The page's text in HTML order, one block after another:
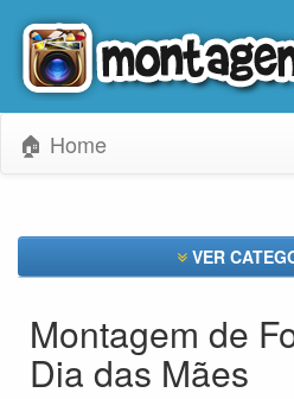
🏠 Home
VER
Montagem de
Dia das Mães